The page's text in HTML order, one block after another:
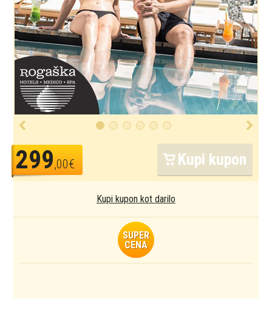
299,00€ Kupi kupon
Kupi kupon kot darilo
SUPER
CENA